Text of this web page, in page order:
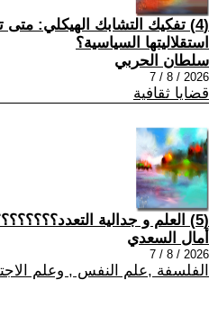
(4) تفكيك التشابك الهيكلي:
استقلاليتها السياسية؟
سلطان الحربي
2026 / 8 / 7
قضايا ثقافية
(5) العلم و جدالية التعدد؟؟؟؟؟؟؟؟؟؟؟؟؟؟
أمال السعدي
2026 / 8 / 7
الفلسفة ,علم النفس , وعلم